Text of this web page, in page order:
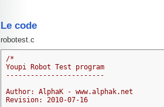
Le code
robotest.c
/*
Youpi Robot Test program
------------------------
Author: AlphaK - www.alphak.net
Revision: 2010-07-16